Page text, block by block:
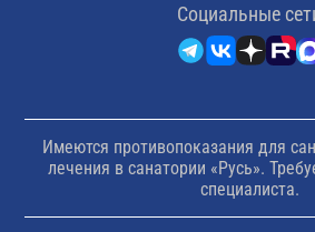
Cоциальные
Имеются противопоказания для
лечения в санатории «Русь».
специалиста.